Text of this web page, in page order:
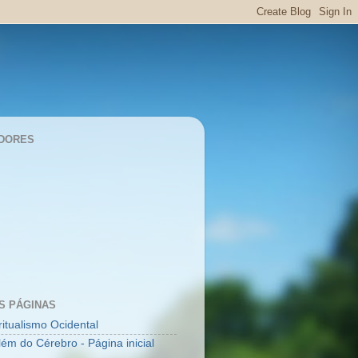
PÁGINAS
Ocidental
do Cérebro - Página inicial